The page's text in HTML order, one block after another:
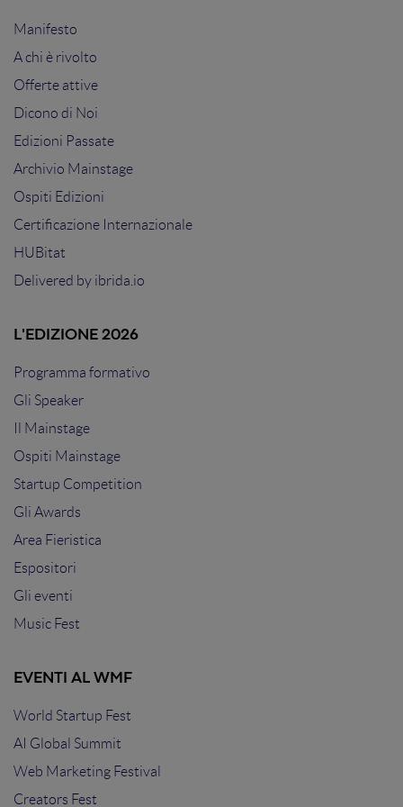
Manifesto
A chi è rivolto
Offerte attive
Dicono di Noi
Edizioni Passate
Archivio Mainstage
Ospiti Edizioni
Certificazione Internazionale
HUBitat
Delivered by ibrida.io
L'EDIZIONE 2026
Programma formativo
Gli Speaker
Il Mainstage
Ospiti Mainstage
Startup Competition
Gli Awards
Area Fieristica
Espositori
Gli eventi
Music Fest
EVENTI AL WMF
World Startup Fest
AI Global Summit
Web Marketing Festival
Creators Fest